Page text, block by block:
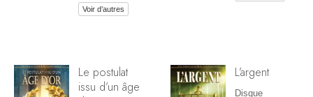
Voir d’autres
Le postulat
issu d’un âge
L’argent
Disque